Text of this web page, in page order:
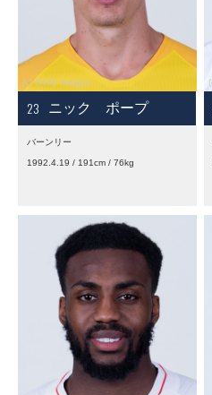
23 ニック ポープ
バーンリー
1992.4.19 / 191cm / 76kg